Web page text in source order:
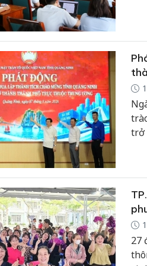
trở
27